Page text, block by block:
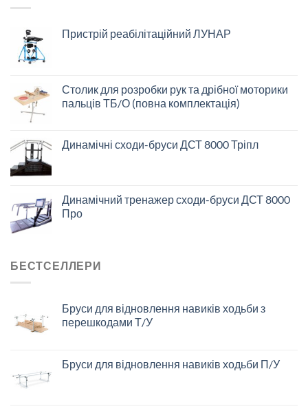
Пристрій реабілітаційний ЛУНАР
Столик для розробки рук та дрібної моторики
пальців ТБ/О (повна комплектація)
Динамічні сходи-бруси ДСТ 8000 Тріпл
Динамічний тренажер сходи-бруси ДСТ 8000
Про
БЕСТСЕЛЛЕРИ
Бруси для відновлення навиків ходьби з
перешкодами Т/У
Бруси для відновлення навиків ходьби П/У